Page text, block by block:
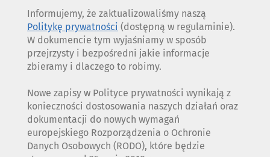
Informujemy, że zaktualizowaliśmy naszą
Politykę prywatności (dostępną w regulaminie).
W dokumencie tym wyjaśniamy w sposób
przejrzysty i bezpośredni jakie informacje
zbieramy i dlaczego to robimy.
Nowe zapisy w Polityce prywatności wynikają z
konieczności dostosowania naszych działań oraz
dokumentacji do nowych wymagań
europejskiego Rozporządzenia o Ochronie
Danych Osobowych (RODO), które będzie